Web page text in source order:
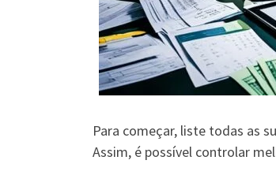
Para começar, liste todas as
Assim, é possível controlar